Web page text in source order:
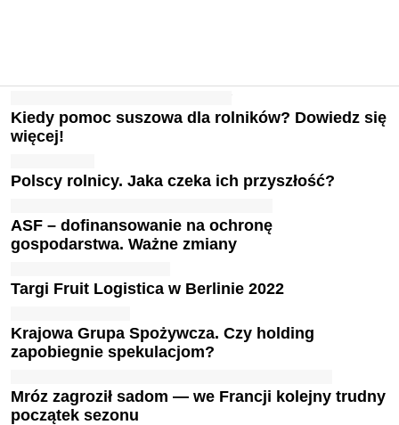
Kiedy pomoc suszowa dla rolników? Dowiedz się
więcej!
Polscy rolnicy. Jaka czeka ich przyszłość?
ASF – dofinansowanie na ochronę
gospodarstwa. Ważne zmiany
Targi Fruit Logistica w Berlinie 2022
Krajowa Grupa Spożywcza. Czy holding
zapobiegnie spekulacjom?
Mróz zagroził sadom — we Francji kolejny trudny
początek sezonu